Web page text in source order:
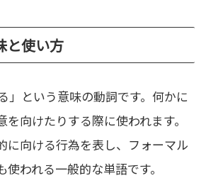
と使い方
」という意味の動詞です。何かに
向けたりする際に使われます。
に向ける行為を表し、フォーマル
われる一般的な単語です。